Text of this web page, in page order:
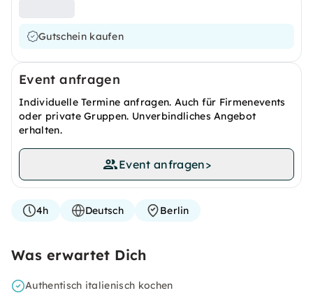
Gutschein kaufen
Event anfragen
Individuelle Termine anfragen. Auch für Firmenevents
oder private Gruppen. Unverbindliches Angebot
erhalten.
Event anfragen>
4h Deutsch Berlin
Was erwartet Dich
Authentisch italienisch kochen